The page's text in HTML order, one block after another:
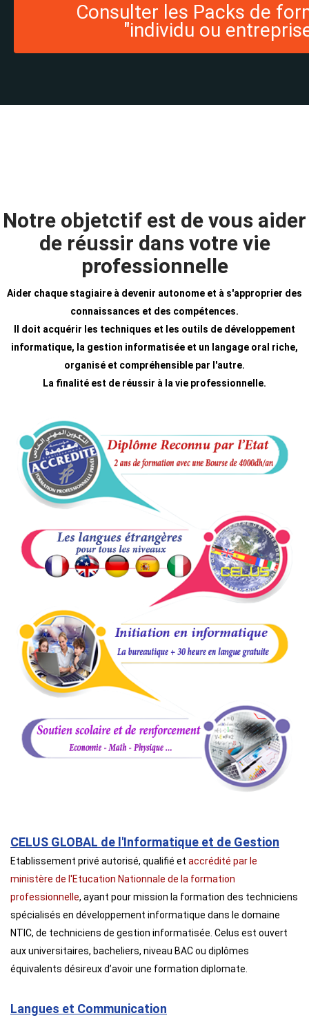
Consulter les Packs de
"individu ou
Notre objetctif est de vous aider
de réussir dans votre vie
professionnelle
Aider chaque stagiaire à devenir autonome et à s'approprier des
connaissances et des compétences.
Il doit acquérir les techniques et les outils de développement
informatique, la gestion informatisée et un langage oral riche,
organisé et compréhensible par l'autre.
La finalité est de réussir à la vie professionnelle.
CELUS GLOBAL de l'Informatique et de Gestion
Etablissement privé autorisé, qualifié et accrédité par le
ministère de l'Etucation Nationnale de la formation
professionnelle, ayant pour mission la formation des techniciens
spécialisés en développement informatique dans le domaine
NTIC, de techniciens de gestion informatisée. Celus est ouvert
aux universitaires, bacheliers, niveau BAC ou diplômes
équivalents désireux d’avoir une formation diplomate.
Langues et Communication